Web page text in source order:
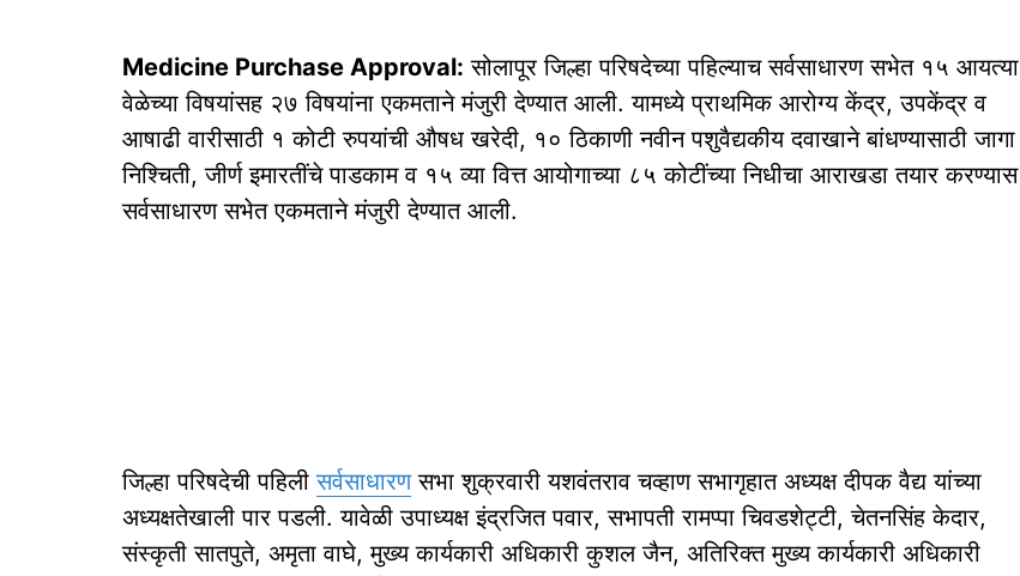
Medicine Purchase Approval: सोलापूर जिल्हा परिषदेच्या पहिल्याच सर्वसाधारण सभेत १५ आयत्या
वेळेच्या विषयांसह २७ विषयांना एकमताने मंजुरी देण्यात आली. यामध्ये प्राथमिक आरोग्य केंद्र, उपकेंद्र व
आषाढी वारीसाठी १ कोटी रुपयांची औषध खरेदी, १० ठिकाणी नवीन पशुवैद्यकीय दवाखाने बांधण्यासाठी जागा
निश्चिती, जीर्ण इमारतींचे पाडकाम व १५ व्या वित्त आयोगाच्या ८५ कोटींच्या निधीचा आराखडा तयार करण्यास
सर्वसाधारण सभेत एकमताने मंजुरी देण्यात आली.
जिल्हा परिषदेची पहिलीसर्वसाधारणसभा शुक्रवारी यशवंतराव चव्हाण सभागृहात अध्यक्ष दीपक वैद्य यांच्या
अध्यक्षतेखाली पार पडली. यावेळी उपाध्यक्ष इंद्रजित पवार, सभापती रामप्पा चिवडशेट्टी, चेतनसिंह केदार,
संस्कृती सातपुते, अमृता वाघे, मुख्य कार्यकारी अधिकारी कुशल जैन, अतिरिक्त मुख्य कार्यकारी अधिकारी